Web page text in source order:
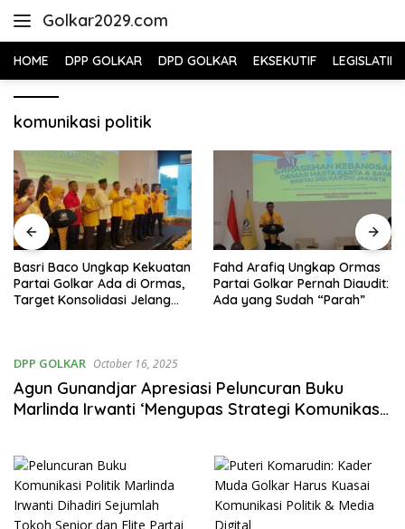
Golkar2029.com
HOME DPP GOLKAR DPD GOLKAR EKSEKUTIF LEGISLATIF
komunikasi politik
Basri Baco Ungkap Kekuatan
Partai Golkar Ada di Ormas,
Target Konsolidasi Jelang
Fahd Arafiq Ungkap Ormas
Partai Golkar Pernah Diaudit:
Ada yang Sudah “Parah”
DPP GOLKAR October 16, 2025
Agun Gunandjar Apresiasi Peluncuran Buku
Marlinda Irwanti ‘Mengupas Strategi Komunikasi